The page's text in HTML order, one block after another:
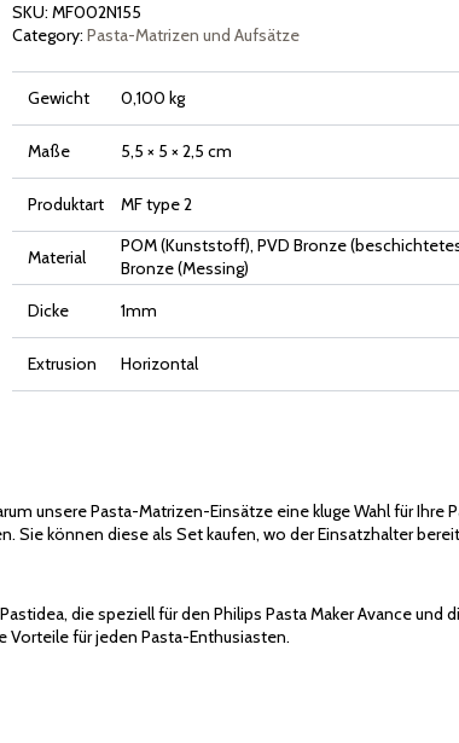
I-
J
Menge
SKU: MF002N155
Category: Pasta-Matrizen und Aufsätze
Gewicht 0,100 kg
Maße 5,5 × 5 × 2,5 cm
Produktart MF type 2
Material
POM (Kunststoff), PVD Bronze
Bronze (Messing)
Dicke
1mm
Extrusion Horizontal
unsere Pasta-Matrizen-Einsätze eine kluge Wahl für Ihre
Sie können diese als Set kaufen, wo der Einsatzhalter
die speziell für den Philips Pasta Maker Avance
Vorteile für jeden Pasta-Enthusiasten.